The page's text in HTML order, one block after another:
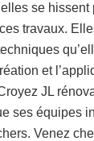
se hissent
travaux.
et
JL
ses équipes
Venez